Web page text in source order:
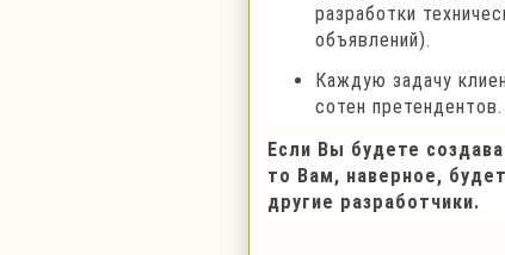
разработки
объявлений).
Каждую задачу
сотен претендентов.
Если Вы будете
то Вам, наверное,
другие разработчики.